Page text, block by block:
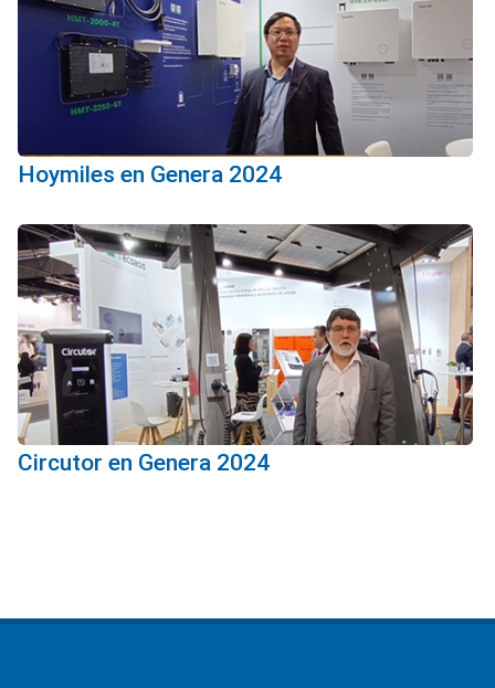
Hoymiles en Genera 2024
Circutor en Genera 2024